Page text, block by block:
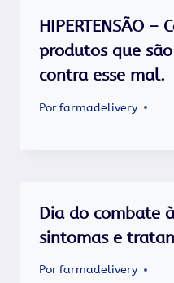
HIPERTENSÃO –
produtos que
contra esse mal.
Porfarmadelivery
Dia do combate
sintomas e
Porfarmadelivery